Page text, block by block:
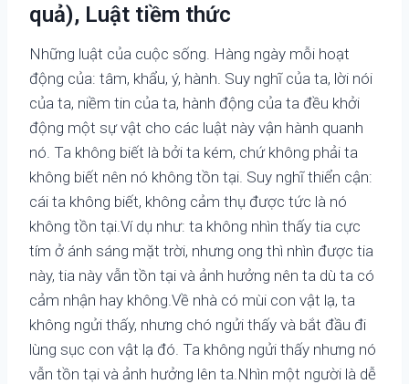
quả), Luật tiềm thức
Những luật của cuộc sống. Hàng ngày mỗi hoạt
động của: tâm, khẩu, ý, hành. Suy nghĩ của ta, lời nói
của ta, niềm tin của ta, hành động của ta đều khởi
động một sự vật cho các luật này vận hành quanh
nó. Ta không biết là bởi ta kém, chứ không phải ta
không biết nên nó không tồn tại. Suy nghĩ thiển cận:
cái ta không biết, không cảm thụ được tức là nó
không tồn tại.Ví dụ như: ta không nhìn thấy tia cực
tím ở ánh sáng mặt trời, nhưng ong thì nhìn được tia
này, tia này vẫn tồn tại và ảnh hưởng nên ta dù ta có
cảm nhận hay không.Về nhà có mùi con vật lạ, ta
không ngửi thấy, nhưng chó ngửi thấy và bắt đầu đi
lùng sục con vật lạ đó. Ta không ngửi thấy nhưng nó
vẫn tồn tại và ảnh hưởng lên ta.Nhìn một người là dễ